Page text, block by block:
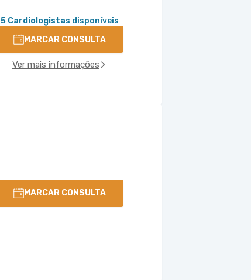
5 Cardiologistas disponíveis
MARCAR CONSULTA
Ver mais informações
MARCAR CONSULTA